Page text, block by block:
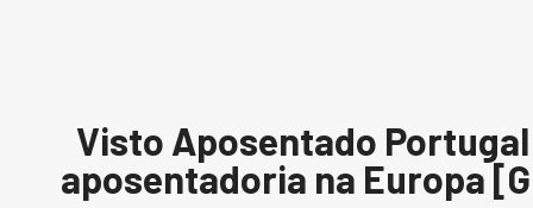
Visto Aposentado
aposentadoria na Europa